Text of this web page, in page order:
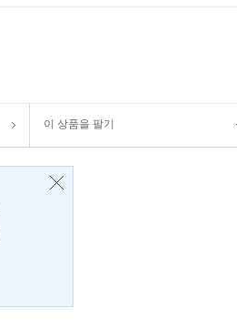
이 상품을 팔기